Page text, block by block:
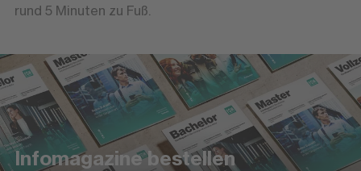
rund 5 Minuten zu Fuß.
Infomagazine bestellen